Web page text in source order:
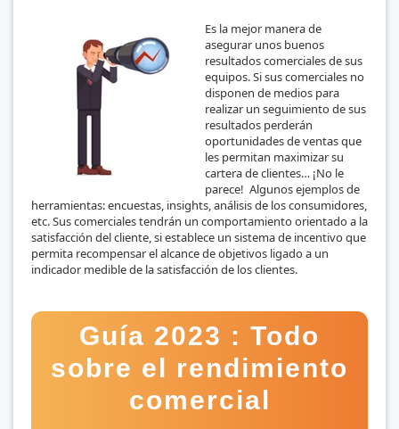
Es la mejor manera de
asegurar unos buenos
resultados comerciales de sus
equipos. Si sus comerciales no
disponen de medios para
realizar un seguimiento de sus
resultados perderán
oportunidades de ventas que
les permitan maximizar su
cartera de clientes… ¡No le
parece! Algunos ejemplos de
herramientas: encuestas, insights, análisis de los consumidores,
etc. Sus comerciales tendrán un comportamiento orientado a la
satisfacción del cliente, si establece un sistema de incentivo que
permita recompensar el alcance de objetivos ligado a un
indicador medible de la satisfacción de los clientes.
Guía 2023 : Todo
sobre el rendimiento
comercial